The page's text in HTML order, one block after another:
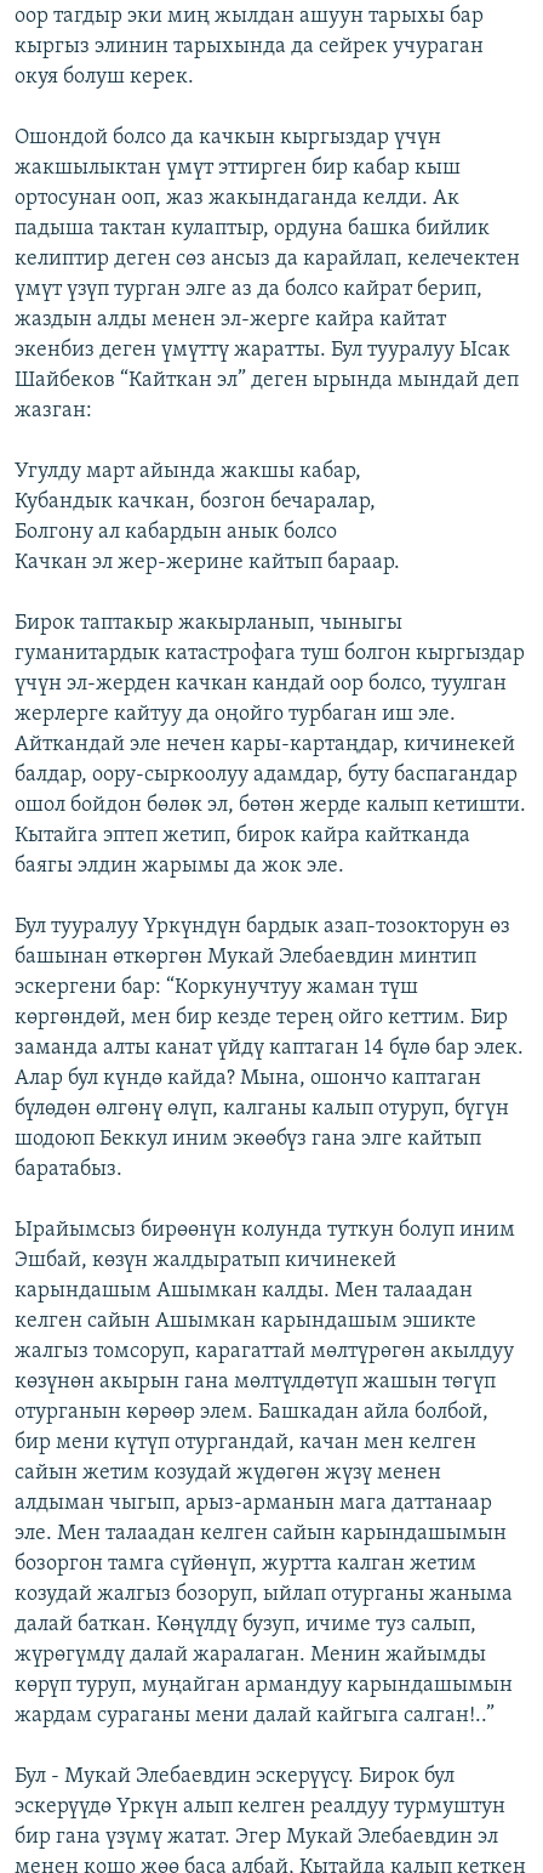
оор тагдыр эки миң жылдан ашуун тарыхы бар
кыргыз элинин тарыхында да сейрек учураган
окуя болуш керек.
Ошондой болсо да качкын кыргыздар үчүн
жакшылыктан үмүт эттирген бир кабар кыш
ортосунан ооп, жаз жакындаганда келди. Ак
падыша тактан кулаптыр, ордуна башка бийлик
келиптир деген сөз ансыз да карайлап, келечектен
үмүт үзүп турган элге аз да болсо кайрат берип,
жаздын алды менен эл-жерге кайра кайтат
экенбиз деген үмүттү жаратты. Бул тууралуу Ысак
Шайбеков “Кайткан эл” деген ырында мындай деп
жазган:
Угулду март айында жакшы кабар,
Кубандык качкан, бозгон бечаралар,
Болгону ал кабардын анык болсо
Качкан эл жер-жерине кайтып бараар.
Бирок таптакыр жакырланып, чыныгы
гуманитардык катастрофага туш болгон кыргыздар
үчүн эл-жерден качкан кандай оор болсо, туулган
жерлерге кайтуу да оңойго турбаган иш эле.
Айткандай эле нечен кары-картаңдар, кичинекей
балдар, оору-сыркоолуу адамдар, буту баспагандар
ошол бойдон бөлөк эл, бөтөн жерде калып кетишти.
Кытайга эптеп жетип, бирок кайра кайтканда
баягы элдин жарымы да жок эле.
Бул тууралуу Үркүндүн бардык азап-тозокторун өз
башынан өткөргөн Мукай Элебаевдин минтип
эскергени бар: “Коркунучтуу жаман түш
көргөндөй, мен бир кезде терең ойго кеттим. Бир
заманда алты канат үйдү каптаган 14 бүлө бар элек.
Алар бул күндө кайда? Мына, ошончо каптаган
бүлөдөн өлгөнү өлүп, калганы калып отуруп, бүгүн
шодоюп Беккул иним экөөбүз гана элге кайтып
баратабыз.
Ырайымсыз бирөөнүн колунда туткун болуп иним
Эшбай, көзүн жалдыратып кичинекей
карындашым Ашымкан калды. Мен талаадан
келген сайын Ашымкан карындашым эшикте
жалгыз томсоруп, карагаттай мөлтүрөгөн акылдуу
көзүнөн акырын гана мөлтүлдөтүп жашын төгүп
отурганын көрөөр элем. Башкадан айла болбой,
бир мени күтүп отургандай, качан мен келген
сайын жетим козудай жүдөгөн жүзү менен
алдыман чыгып, арыз-арманын мага даттанаар
эле. Мен талаадан келген сайын карындашымын
бозоргон тамга сүйөнүп, журтта калган жетим
козудай жалгыз бозоруп, ыйлап отурганы жаныма
далай баткан. Көңүлдү бузуп, ичиме туз салып,
жүрөгүмдү далай жаралаган. Менин жайымды
көрүп туруп, муңайган армандуу карындашымын
жардам сураганы мени далай кайгыга салган!..”
Бул - Мукай Элебаевдин эскерүүсү. Бирок бул
эскерүүдө Үркүн алып келген реалдуу турмуштун
бир гана үзүмү жатат. Эгер Мукай Элебаевдин эл
менен кошо жөө баса албай, Кытайда калып кеткен